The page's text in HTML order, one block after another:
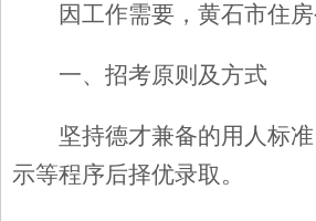
因工作需要，黄石市住
一、招考原则及方式
坚持德才兼备的用人标
示等程序后择优录取。